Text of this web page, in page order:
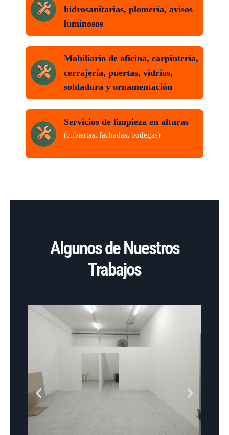
hidrosanitarias, plomería, avisos
luminosos
Mobiliario de oficina, carpintería,
cerrajería, puertas, vidrios,
soldadura y ornamentación
Servicios de limpieza en alturas
(cubiertas, fachadas, bodegas)
Algunos de Nuestros
Trabajos